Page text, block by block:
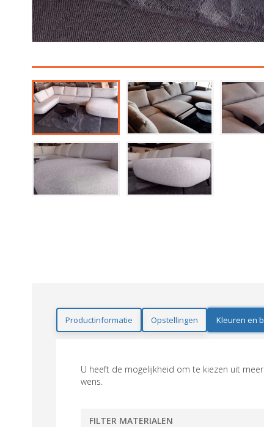
Productinformatie Opstellingen Kleuren en
U heeft de mogelijkheid om te kiezen uit
wens.
FILTER MATERIALEN